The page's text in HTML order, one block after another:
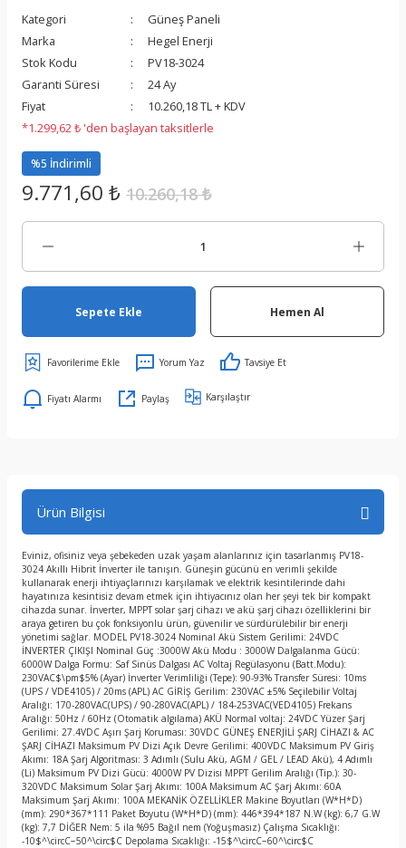
Kategori
Güneş Paneli
Marka
Hegel Enerji
Stok Kodu
PV18-3024
Garanti Süresi
24 Ay
Fiyat
10.260,18 TL + KDV
*1.299,62 ₺ 'den başlayan taksitlerle
%5 İndirimli
9.771,60 ₺ 10.260,18 ₺
Sepete Ekle Hemen Al
Yorum Yaz Tavsiye Et
Fiyatı Alarmı Paylaş Karşılaştır
Ürün Bilgisi
Eviniz, ofisiniz veya şebekeden uzak yaşam alanlarınız için tasarlanmış PV18-
3024 Akıllı Hibrit İnverter ile tanışın. Güneşin gücünü en verimli şekilde
kullanarak enerji ihtiyaçlarınızı karşılamak ve elektrik kesintilerinde dahi
hayatınıza kesintisiz devam etmek için ihtiyacınız olan her şeyi tek bir kompakt
cihazda sunar. İnverter, MPPT solar şarj cihazı ve akü şarj cihazı özelliklerini bir
araya getiren bu çok fonksiyonlu ürün, güvenilir ve sürdürülebilir bir enerji
yönetimi sağlar. MODEL PV18-3024 Nominal Akü Sistem Gerilimi: 24VDC
İNVERTER ÇIKIŞI Nominal Güç :3000W Akü Modu : 3000W Dalgalanma Gücü:
6000W Dalga Formu: Saf Sinüs Dalgası AC Voltaj Regülasyonu (Batt.Modu):
230VAC$\pm$5% (Ayar) İnverter Verimliliği (Tepe): 90-93% Transfer Süresi: 10ms
(UPS / VDE4105) / 20ms (APL) AC GİRİŞ Gerilim: 230VAC ±5% Seçilebilir Voltaj
Aralığı: 170-280VAC(UPS) / 90-280VAC(APL) / 184-253VAC(VED4105) Frekans
Aralığı: 50Hz / 60Hz (Otomatik algılama) AKÜ Normal voltaj: 24VDC Yüzer Şarj
Gerilimi: 27.4VDC Aşırı Şarj Koruması: 30VDC GÜNEŞ ENERJİLİ ŞARJ CİHAZI & AC
ŞARJ CİHAZI Maksimum PV Dizi Açık Devre Gerilimi: 400VDC Maksimum PV Giriş
Akımı: 18A Şarj Algoritması: 3 Adımlı (Sulu Akü, AGM / GEL / LEAD Akü), 4 Adımlı
(Li) Maksimum PV Dizi Gücü: 4000W PV Dizisi MPPT Gerilim Aralığı (Tip.): 30-
320VDC Maksimum Solar Şarj Akımı: 100A Maksimum AC Şarj Akımı: 60A
Maksimum Şarj Akımı: 100A MEKANİK ÖZELLİKLER Makine Boyutları (W*H*D)
(mm): 290*367*111 Paket Boyutu (W*H*D) (mm): 446*394*187 N.W (kg): 6,7 G.W
(kg): 7,7 DİĞER Nem: 5 ila %95 Bağıl nem (Yoğuşmasız) Çalışma Sıcaklığı:
-10$^\circC−50^\circ$C Depolama Sıcaklığı: -15$^\circC−60^\circ$C